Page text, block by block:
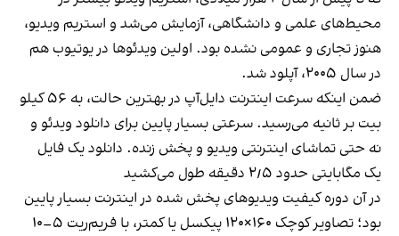
محیط‌های علمی و دانشگاهی، آزمایش می‌شد و استریم ویدیو،
هنوز تجاری و عمومی نشده بود. اولین ویدئوها در یوتیوب هم
در سال ۲۰۰۵، آپلود شد.
ضمن اینکه سرعت اینترنت دایل‌آپ در بهترین حالت، به ۵۶ کیلو
بیت بر ثانیه می‌رسید. سرعتی بسیار پایین برای دانلود ویدئو و
نه حتی تماشای اینترنتی ویدیو و پخش زنده. دانلود یک فایل
یک مگابایتی حدود ۲٫۵ دقیقه طول می‌کشید
در آن دوره کیفیت ویدیوهای پخش شده در اینترنت بسیار پایین
بود؛ تصاویر کوچک ۱۶۰×۱۲۰ پیکسل یا کمتر، با فریم‌ریت ۵–۱۰